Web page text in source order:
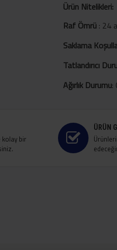
Ürün Nitelikleri:
Raf Ömrü : 24
Saklama
Tatlandırıcı
Ağırlık Durumu:
kolay bir
ÜRÜN